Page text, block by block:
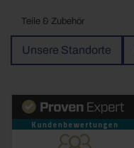
Teile & Zubehör
Unsere Standorte